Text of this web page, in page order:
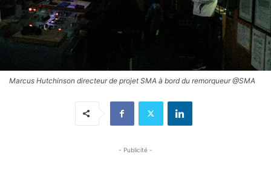
Marcus Hutchinson directeur de projet SMA à bord du remorqueur @SMA
- Publicité -